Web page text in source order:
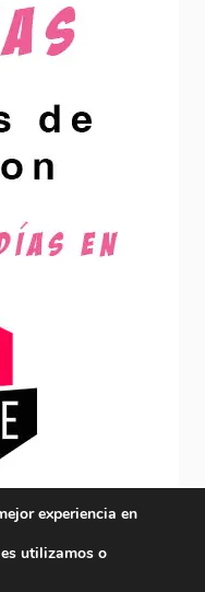
experiencia en
utilizamos o